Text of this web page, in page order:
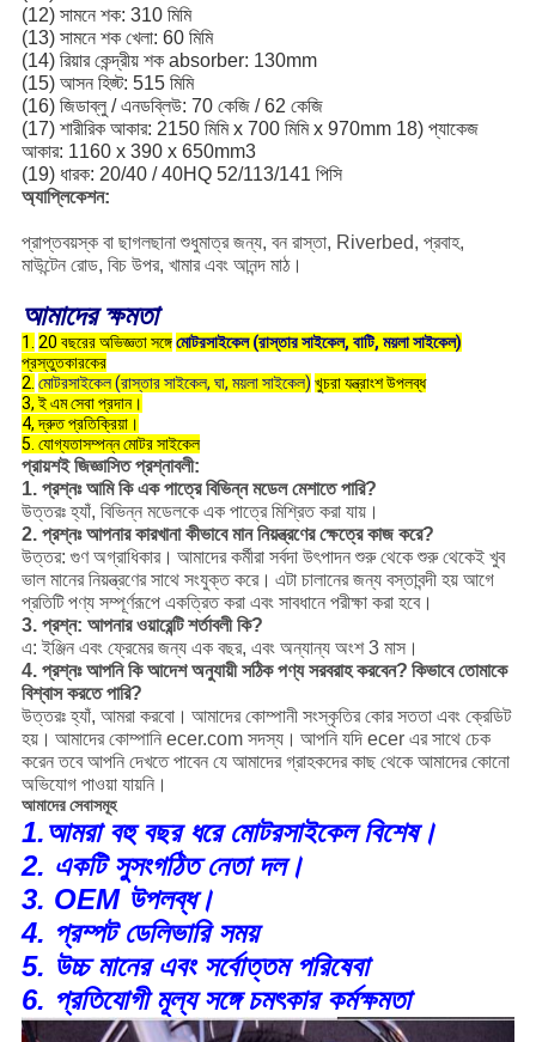
(12) সামনে শক: 310 মিমি
(13) সামনে শক খেলা: 60 মিমি
(14) রিয়ার কেন্দ্রীয় শক absorber: 130mm
(15) আসন হিজ্ট: 515 মিমি
(16) জিডাব্লু / এনডব্লিউ: 70 কেজি / 62 কেজি
(17) শারীরিক আকার: 2150 মিমি x 700 মিমি x 970mm 18) প্যাকেজ
আকার: 1160 x 390 x 650mm3
(19) ধারক: 20/40 / 40HQ 52/113/141 পিসি
অ্যাপ্লিকেশন:
প্রাপ্তবয়স্ক বা ছাগলছানা শুধুমাত্র জন্য, বন রাস্তা, Riverbed, প্রবাহ,
মাউন্টেন রোড, বিচ উপর, খামার এবং আনন্দ মাঠ।
আমাদের ক্ষমতা
1. 20 বছরের অভিজ্ঞতা সঙ্গেমোটরসাইকেল (রাস্তার সাইকেল, বাটি, ময়লা সাইকেল)
প্রস্তুতকারকের
2. মোটরসাইকেল (রাস্তার সাইকেল, ঘা, ময়লা সাইকেল) খুচরা যন্ত্রাংশ উপলব্ধ
3, ই এম সেবা প্রদান।
4, দ্রুত প্রতিক্রিয়া।
5. যোগ্যতাসম্পন্ন মোটর সাইকেল
প্রায়শই জিজ্ঞাসিত প্রশ্নাবলী:
1. প্রশ্নঃ আমি কি এক পাত্রে বিভিন্ন মডেল মেশাতে পারি?
উত্তরঃ হ্যাঁ, বিভিন্ন মডেলকে এক পাত্রে মিশ্রিত করা যায়।
2. প্রশ্নঃ আপনার কারখানা কীভাবে মান নিয়ন্ত্রণের ক্ষেত্রে কাজ করে?
উত্তর: গুণ অগ্রাধিকার। আমাদের কর্মীরা সর্বদা উৎপাদন শুরু থেকে শুরু থেকেই খুব
ভাল মানের নিয়ন্ত্রণের সাথে সংযুক্ত করে। এটা চালানের জন্য বস্তাবন্দী হয় আগে
প্রতিটি পণ্য সম্পূর্ণরূপে একত্রিত করা এবং সাবধানে পরীক্ষা করা হবে।
3. প্রশ্ন: আপনার ওয়ারেন্টি শর্তাবলী কি?
এ: ইঞ্জিন এবং ফ্রেমের জন্য এক বছর, এবং অন্যান্য অংশ 3 মাস।
4. প্রশ্নঃ আপনি কি আদেশ অনুযায়ী সঠিক পণ্য সরবরাহ করবেন? কিভাবে তোমাকে
বিশ্বাস করতে পারি?
উত্তরঃ হ্যাঁ, আমরা করবো। আমাদের কোম্পানী সংস্কৃতির কোর সততা এবং ক্রেডিট
হয়। আমাদের কোম্পানি ecer.com সদস্য। আপনি যদি ecer এর সাথে চেক
করেন তবে আপনি দেখতে পাবেন যে আমাদের গ্রাহকদের কাছ থেকে আমাদের কোনো
অভিযোগ পাওয়া যায়নি।
আমাদের সেবাসমূহ
1.আমরা বহু বছর ধরে মোটরসাইকেল বিশেষ।
2. একটি সুসংগঠিত নেতা দল।
3. OEM উপলব্ধ।
4. প্রম্পট ডেলিভারি সময়
5. উচ্চ মানের এবং সর্বোত্তম পরিষেবা
6. প্রতিযোগী মূল্য সঙ্গে চমৎকার কর্মক্ষমতা